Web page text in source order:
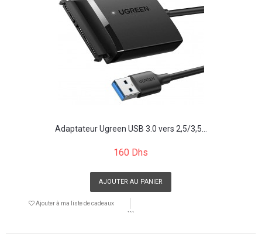
Adaptateur Ugreen USB 3.0 vers 2,5/3,5...
160 Dhs
AJOUTER AU PANIER
Ajouter à ma liste de cadeaux
```